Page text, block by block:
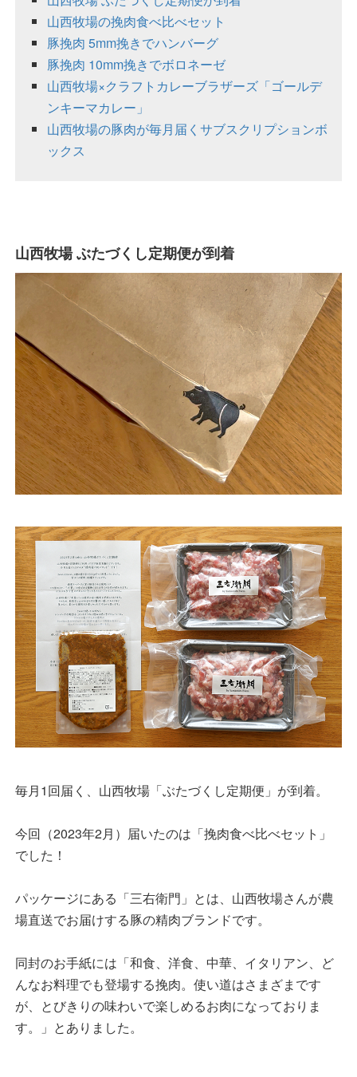
山西牧場の挽肉食べ比べセット
豚挽肉 5mm挽きでハンバーグ
豚挽肉 10mm挽きでボロネーゼ
山西牧場×クラフトカレーブラザーズ「ゴールデ
ンキーマカレー」
山西牧場の豚肉が毎月届くサブスクリプションボ
ックス
山西牧場 ぶたづくし定期便が到着
毎月1回届く、山西牧場「ぶたづくし定期便」が到着。
今回（2023年2月）届いたのは「挽肉食べ比べセット」
でした！
パッケージにある「三右衛門」とは、山西牧場さんが農
場直送でお届けする豚の精肉ブランドです。
同封のお手紙には「和食、洋食、中華、イタリアン、ど
んなお料理でも登場する挽肉。使い道はさまざまです
が、とびきりの味わいで楽しめるお肉になっておりま
す。」とありました。